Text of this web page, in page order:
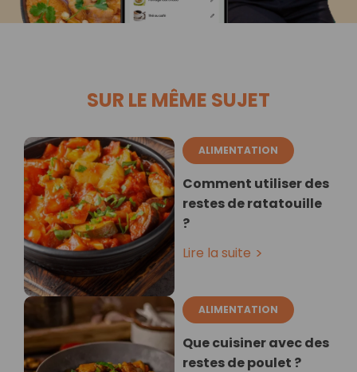
SUR LE MÊME SUJET
ALIMENTATION
Comment utiliser des
restes de ratatouille
?
Lire la suite
ALIMENTATION
Que cuisiner avec des
restes de poulet ?